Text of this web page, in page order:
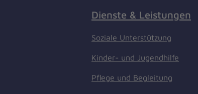
Dienste & Leistungen
Soziale Unterstützung
Kinder- und Jugendhilfe
Pflege und Begleitung